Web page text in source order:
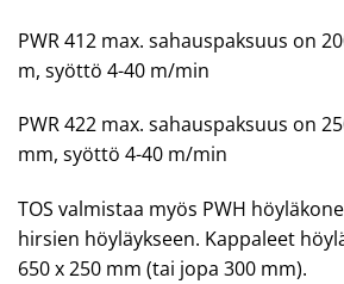
PWR 412 max. sahauspaksuus on
m, syöttö 4-40 m/min
PWR 422 max. sahauspaksuus on
mm, syöttö 4-40 m/min
TOS valmistaa myös PWH
hirsien höyläykseen. Kappaleet
650 x 250 mm (tai jopa 300 mm).